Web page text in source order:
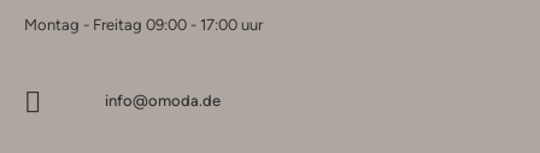
Montag - Freitag 09:00 - 17:00 uur
info@omoda.de